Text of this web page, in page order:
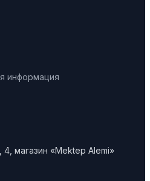
информация
4, магазин «Mektep Alemi»